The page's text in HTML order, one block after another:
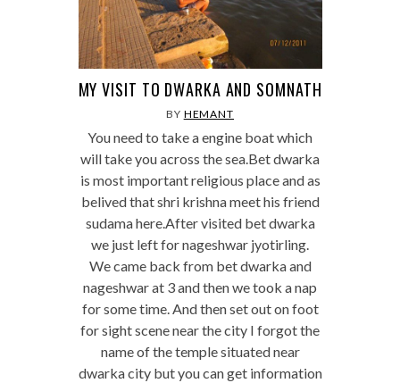
MY VISIT TO DWARKA AND SOMNATH
BY HEMANT
You need to take a engine boat which
will take you across the sea.Bet dwarka
is most important religious place and as
belived that shri krishna meet his friend
sudama here.After visited bet dwarka
we just left for nageshwar jyotirling.
We came back from bet dwarka and
nageshwar at 3 and then we took a nap
for some time. And then set out on foot
for sight scene near the city I forgot the
name of the temple situated near
dwarka city but you can get information